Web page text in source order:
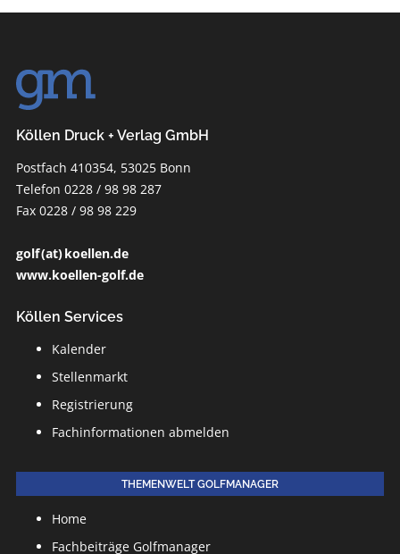
Köllen Druck + Verlag GmbH
Postfach 410354, 53025 Bonn
Telefon 0228 / 98 98 287
Fax 0228 / 98 98 229
golf (at) koellen.de
www.koellen-golf.de
Köllen Services
Kalender
Stellenmarkt
Registrierung
Fachinformationen abmelden
THEMENWELT GOLFMANAGER
Home
Fachbeiträge Golfmanager